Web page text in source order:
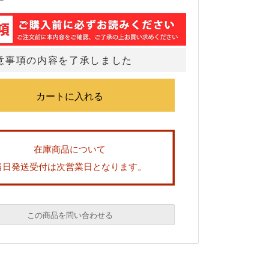
事項の内容を了承しました
在庫商品について
日発送受付は次営業日となります。
この商品を問い合わせる